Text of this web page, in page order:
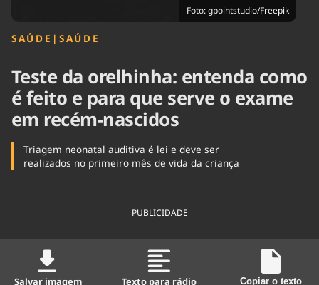
Foto: gpointstudio/Freepik
SAÚDE | SAÚDE
Teste da orelhinha: entenda como
é feito e para que serve o exame
em recém-nascidos
Triagem neonatal auditiva é lei e deve ser
realizados no primeiro mês de vida da criança
PUBLICIDADE
Salvar imagem Texto para rádio Copiar o texto